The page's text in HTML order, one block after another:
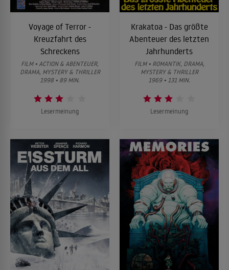
Voyage of Terror -
Kreuzfahrt des
Schreckens
FILM • ACTION & ABENTEUER,
DRAMA, MYSTERY & THRILLER
1998 • 89 MIN.
Lesermeinung
Krakatoa - Das größte
Abenteuer des letzten
Jahrhunderts
FILM • ROMANTIK, DRAMA,
MYSTERY & THRILLER
1969 • 131 MIN.
Lesermeinung